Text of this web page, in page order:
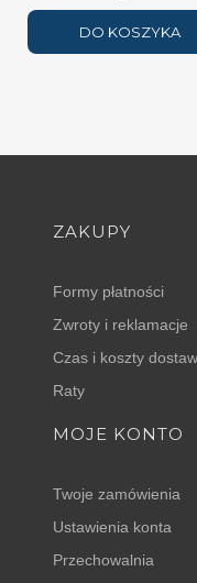
DO KOSZYKA
Linki w stopce
ZAKUPY
Formy płatności
Zwroty i reklamacje
Czas i koszty
Raty
MOJE KONTO
Twoje zamówienia
Ustawienia konta
Przechowalnia